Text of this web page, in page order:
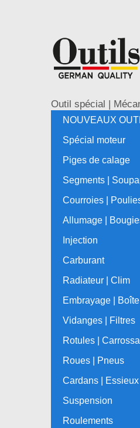
Outil spécial |
NOUVEAUX
Spécial moteur
Piges de calage
Segments |
Courroies |
Allumage |
Injection
Carburant
Radiateur | Clim
Embrayage | Boîte
Vidanges | Filtres
Rotules |
Roues | Pneus
Cardans | Essieux
Suspension
Roulements